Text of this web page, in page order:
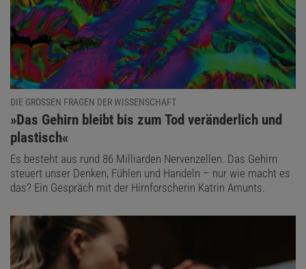
DIE GROSSEN FRAGEN DER WISSENSCHAFT
:
»Das Gehirn bleibt bis zum Tod veränderlich und
plastisch«
Es besteht aus rund 86 Milliarden Nervenzellen. Das Gehirn
steuert unser Denken, Fühlen und Handeln – nur wie macht es
das? Ein Gespräch mit der Hirnforscherin Katrin Amunts.